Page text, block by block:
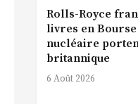
Rolls-Royce
livres en
nucléaire
britannique
6 Août 2026